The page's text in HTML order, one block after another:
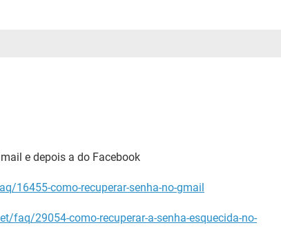
e depois a do Facebook
16455-como-recuperar-senha-no-gmail
faq/29054-como-recuperar-a-senha-esquecida-no-